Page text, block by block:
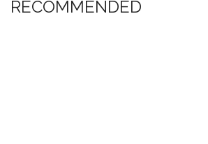
RECOMMENDED